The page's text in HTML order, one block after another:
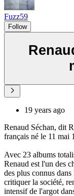
Fuzz59
Follow
19 years ago
Renaud Séchan, dit
français né le 11 mai
Avec 23 albums
Renaud est l'un des
des plus connus
critiquer la société,
intensif de l'argot